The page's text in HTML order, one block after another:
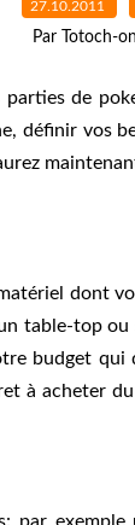
27.10.2011
Par Totoch-
de
définir vos
dont
table-top
budget qui
à acheter
par